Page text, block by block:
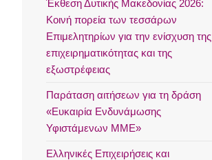
Έκθεση Δυτικής Μακεδονίας 2026:
Κοινή πορεία των τεσσάρων
Επιμελητηρίων για την ενίσχυση της
επιχειρηματικότητας και της
εξωστρέφειας
Παράταση αιτήσεων για τη δράση
«Ευκαιρία Ενδυνάμωσης
Υφιστάμενων ΜΜΕ»
Ελληνικές Επιχειρήσεις και